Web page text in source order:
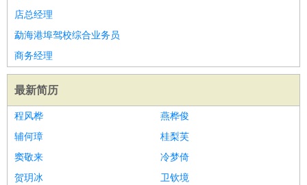
店总经理
勐海港埠驾校综合业务员
商务经理
最新简历
程风桦
燕桦俊
辅何璋
桂梨芙
窦敬来
冷梦倚
贺玥冰
卫钦境